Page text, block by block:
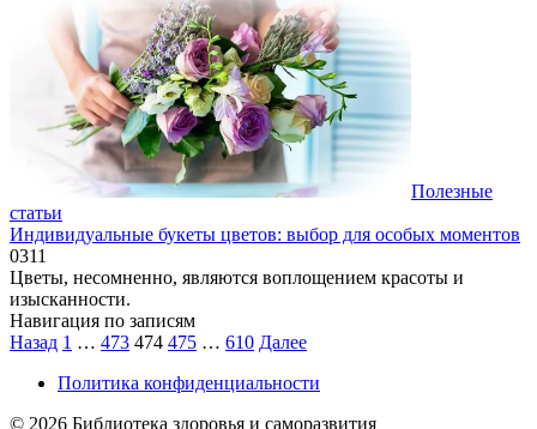
Полезные
статьи
Индивидуальные букеты цветов: выбор для особых моментов
0311
Цветы, несомненно, являются воплощением красоты и
изысканности.
Навигация по записям
Назад 1 … 473 474 475 … 610 Далее
Политика конфиденциальности
© 2026 Библиотека здоровья и саморазвития